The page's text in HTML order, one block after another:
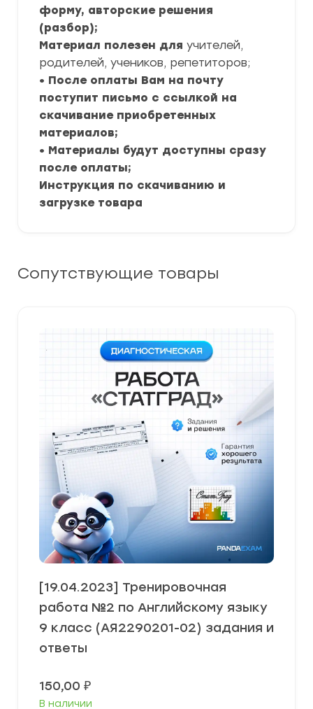
форму, авторские решения
(разбор);
Материал полезен для учителей,
родителей, учеников, репетиторов;
• После оплаты Вам на почту
поступит письмо с ссылкой на
скачивание приобретенных
материалов;
• Материалы будут доступны сразу
после оплаты;
Инструкция по скачиванию и
загрузке товара
Сопутствующие товары
[19.04.2023] Тренировочная
работа №2 по Английскому языку
9 класс (АЯ2290201-02) задания и
ответы
150,00 ₽
В наличии